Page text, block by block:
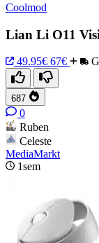
Coolmod
Lian Li O11
49.95€ 67€
687
0
Ruben
Celeste
MediaMarkt
1sem